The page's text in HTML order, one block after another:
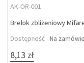
AK-OR-001
Brelok zbliżeniowy
Dostępność Na
8,13 zł